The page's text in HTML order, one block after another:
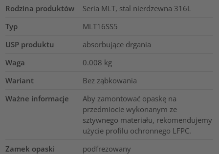
Rodzina produktów
Seria MLT, stal nierdzewna 316L
Typ
MLT16SS5
USP produktu
absorbujące drgania
Waga
0.008 kg
Wariant
Bez ząbkowania
Ważne informacje
Aby zamontować opaskę na
przedmiocie wykonanym ze
sztywnego materiału, rekomendujemy
użycie profilu ochronnego LFPC.
Zamek opaski
podfrezowany